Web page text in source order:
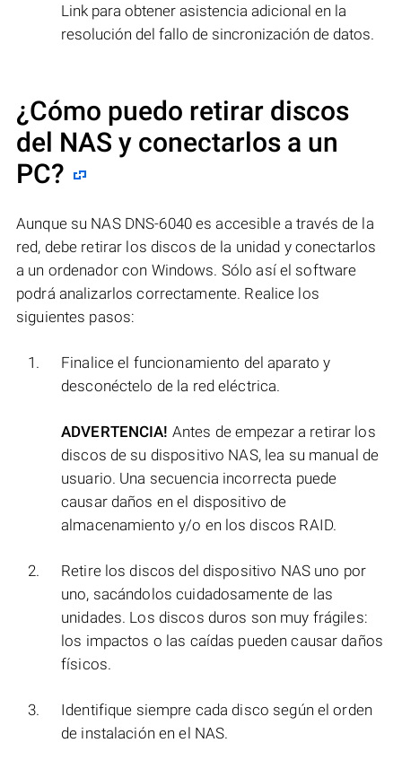
Link para obtener asistencia adicional en la
resolución del fallo de sincronización de datos.
¿Cómo puedo retirar discos
del NAS y conectarlos a un
PC?
Aunque su NAS DNS-6040 es accesible a través de la
red, debe retirar los discos de la unidad y conectarlos
a un ordenador con Windows. Sólo así el software
podrá analizarlos correctamente. Realice los
siguientes pasos:
Finalice el funcionamiento del aparato y
desconéctelo de la red eléctrica.
ADVERTENCIA! Antes de empezar a retirar los
discos de su dispositivo NAS, lea su manual de
usuario. Una secuencia incorrecta puede
causar daños en el dispositivo de
almacenamiento y/o en los discos RAID.
Retire los discos del dispositivo NAS uno por
uno, sacándolos cuidadosamente de las
unidades. Los discos duros son muy frágiles:
los impactos o las caídas pueden causar daños
físicos.
Identifique siempre cada disco según el orden
de instalación en el NAS.